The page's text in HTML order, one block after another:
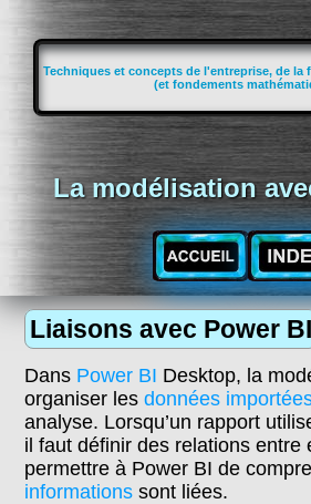
Techniques et concepts de l'entreprise, de la
(et fondements
La modélisation
Liaisons avec Power BI
Dans Power BI Desktop, la
organiser lesdonnées
analyse. Lorsqu’un rapport
il faut définir des relations entre
permettre à Power BI de
informations sont liées.